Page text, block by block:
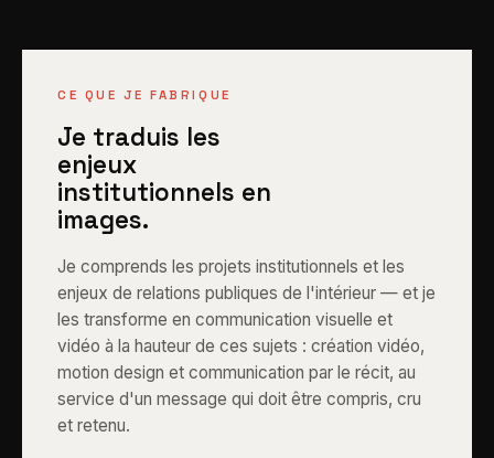
CE QUE JE FABRIQUE
Je traduis les
enjeux
institutionnels en
images.
Je comprends les projets institutionnels et les
enjeux de relations publiques de l'intérieur — et je
les transforme en communication visuelle et
vidéo à la hauteur de ces sujets : création vidéo,
motion design et communication par le récit, au
service d'un message qui doit être compris, cru
et retenu.